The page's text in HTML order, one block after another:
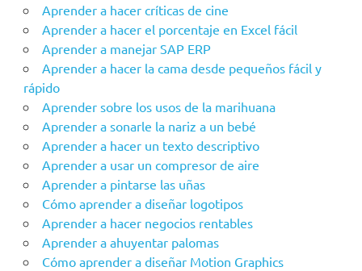
Aprender a hacer críticas de cine
Aprender a hacer el porcentaje en Excel fácil
Aprender a manejar SAP ERP
Aprender a hacer la cama desde pequeños fácil y
rápido
Aprender sobre los usos de la marihuana
Aprender a sonarle la nariz a un bebé
Aprender a hacer un texto descriptivo
Aprender a usar un compresor de aire
Aprender a pintarse las uñas
Cómo aprender a diseñar logotipos
Aprender a hacer negocios rentables
Aprender a ahuyentar palomas
Cómo aprender a diseñar Motion Graphics